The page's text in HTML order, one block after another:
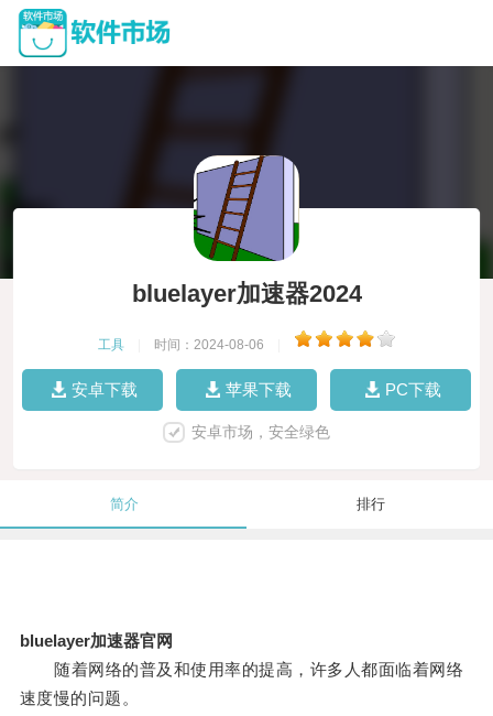
bluelayer加速器2024
工具 时间：2024-08-06
安卓下载 苹果下载 PC下载
安卓市场，安全绿色
简介 排行
bluelayer加速器官网
随着网络的普及和使用率的提高，许多人都面临着网络
速度慢的问题。